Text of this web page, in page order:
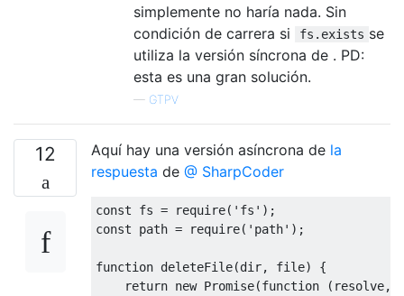
simplemente no haría nada. Sin
condición de carrera si
fs.exists se
utiliza la versión síncrona de . PD:
esta es una gran solución.
— GTPV
12 Aquí hay una versión asíncrona de la
respuesta de @ SharpCoder
const fs = require( 'fs' );
const path = require( 'path' );
function deleteFile(dir, file)
{
return new Promise(function ( resolve,